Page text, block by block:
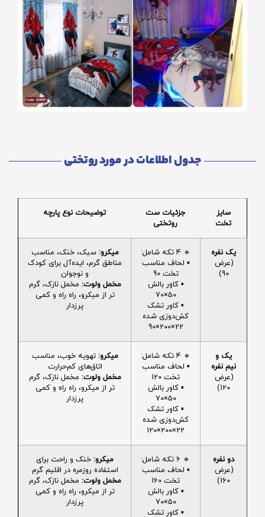
جدول اطلاعات در مورد روتختی
سایز
تخت
جزئیات ست
روتختی
توضیحات نوع پارچه
یک نفره
(عرض
90)
🔹 4 تکه شامل:
▪️ لحاف مناسب
تخت 90
▪️ کاور بالش
50×70
▪️ کاور تشک
کش‌دوزی شده
22×200×90
میکرو: سبک، خنک، مناسب
مناطق گرم، ایده‌آل برای کودک
و نوجوان
مخمل ولوت: مخمل نازک، گرم
تر از میکرو، راه راه و کمی
پرزدار
یک و
نیم نفره
(عرض
120)
🔹 4 تکه شامل:
▪️ لحاف مناسب
تخت 120
▪️ کاور بالش
50×70
▪️ کاور تشک
کش‌دوزی شده
22×200×120
میکرو: تهویه خوب، مناسب
اتاق‌های کم‌حرارت
مخمل ولوت: مخمل نازک، گرم
تر از میکرو، راه راه و کمی
پرزدار
دو نفره
(عرض
160)
🔹 6 تکه شامل:
▪️ لحاف مناسب
تخت 160
▪️ کاور بالش
50×70
▪️ کاور تشک
میکرو: خنک و راحت برای
استفاده روزمره در اقلیم گرم
مخمل ولوت: مخمل نازک، گرم
تر از میکرو، راه راه و کمی
پرزدار